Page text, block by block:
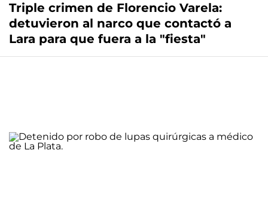
Triple crimen de Florencio Varela:
detuvieron al narco que contactó a
Lara para que fuera a la "fiesta"